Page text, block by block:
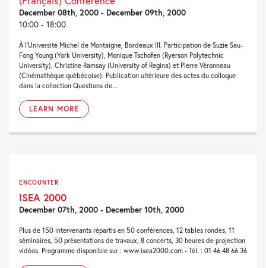
December 08th, 2000 - December 09th, 2000
10:00 - 18:00
À l'Université Michel de Montaigne, Bordeaux III. Participation de Suzie Sau-
Fong Young (York University), Monique Tschofen (Ryerson Polytechnic
University), Christine Ramsay (University of Regina) et Pierre Véronneau
(Cinémathèque québécoise). Publication ultérieure des actes du colloque
dans la collection Questions de...
LEARN MORE
ENCOUNTER
ISEA 2000
December 07th, 2000 - December 10th, 2000
Plus de 150 intervenants répartis en 50 conférences, 12 tables rondes, 11
séminaires, 50 présentations de travaux, 8 concerts, 30 heures de projection
vidéos. Programme disponible sur : www.isea2000.com - Tél. : 01 46 48 66 36